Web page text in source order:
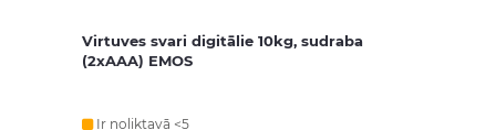
Virtuves svari digitālie 10kg, sudraba
(2xAAA) EMOS
Ir noliktavā <5